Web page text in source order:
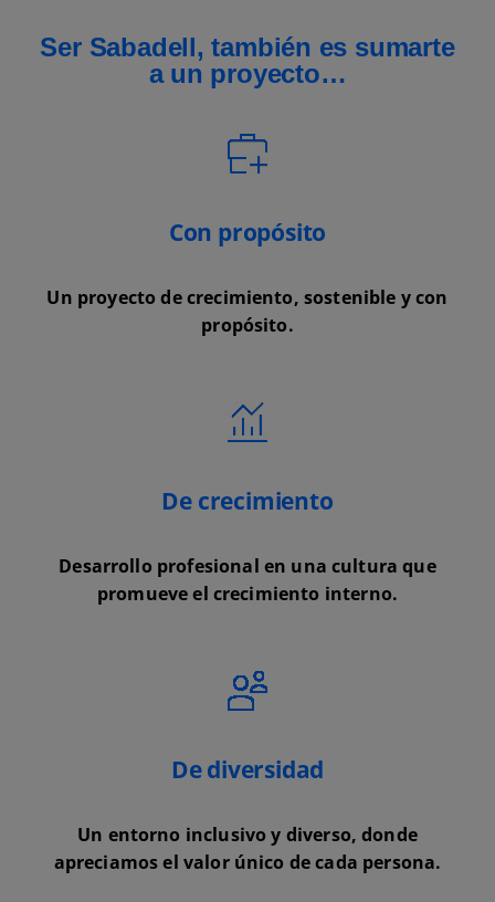
Ser Sabadell, también es sumarte
a un proyecto…
Con propósito
Un proyecto de crecimiento, sostenible y con
propósito.
De crecimiento
Desarrollo profesional en una cultura que
promueve el crecimiento interno.
De diversidad
Un entorno inclusivo y diverso, donde
apreciamos el valor único de cada persona.